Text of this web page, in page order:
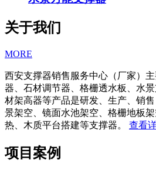
关于我们
MORE
西安支撑器销售服务中心（厂家）
器、石材调节器、格栅透水板、水
材架高器等产品是研发、生产、销
景架空、镜面水池架空、格栅地板
热、木质平台搭建等支撑器。 查看
项目案例